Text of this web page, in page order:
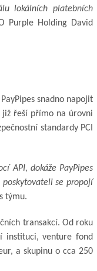
lokálních platebních
Purple Holding David
snadno napojit
již řeší přímo na úrovni
standardy PCI
API, dokáže PayPipes
se propojí
týmu.
transakcí. Od roku
instituci, venture fond
a skupinu o cca 250